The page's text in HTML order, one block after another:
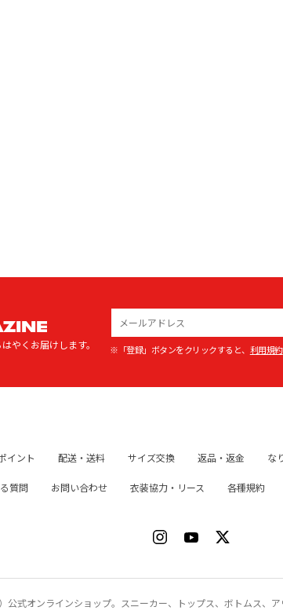
やくお届けします。 ※「登録」ボタンをクリックすると、 利用規約
イント 配送・送料 サイズ交換 返品・返金 な
質問 お問い合わせ 衣装協力・リース 各種規約
公式オンラインショップ。スニーカー、トップス、ボトムス、